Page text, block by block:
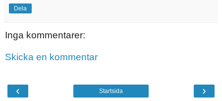
Dela
Inga kommentarer:
Skicka en kommentar
‹ ›
Startsida